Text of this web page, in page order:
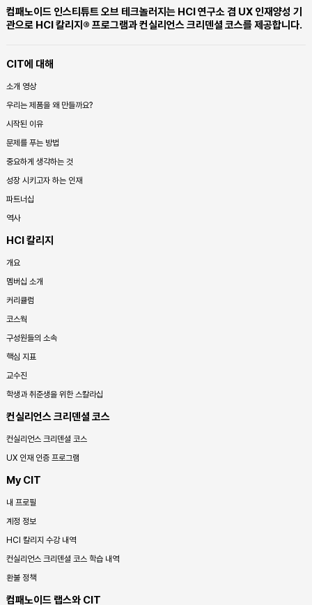
컴패노이드 인스티튜트 오브 테크놀러지는 HCI 연구소 겸 UX 인재양성 기
관으로 HCI 칼리지® 프로그램과 컨실리언스 크리덴셜 코스를 제공합니다.
CIT에 대해
소개 영상
우리는 제품을 왜 만들까요?
시작된 이유
문제를 푸는 방법
중요하게 생각하는 것
성장 시키고자 하는 인재
파트너십
역사
HCI 칼리지
개요
멤버십 소개
커리큘럼
코스웍
구성원들의 소속
핵심 지표
교수진
학생과 취준생을 위한 스칼라십
컨실리언스 크리덴셜 코스
컨실리언스 크리덴셜 코스
UX 인재 인증 프로그램
My CIT
내 프로필
계정 정보
HCI 칼리지 수강 내역
컨실리언스 크리덴셜 코스 학습 내역
환불 정책
컴패노이드 랩스와 CIT